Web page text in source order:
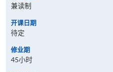
兼读制
开课日期
待定
修业期
45小时